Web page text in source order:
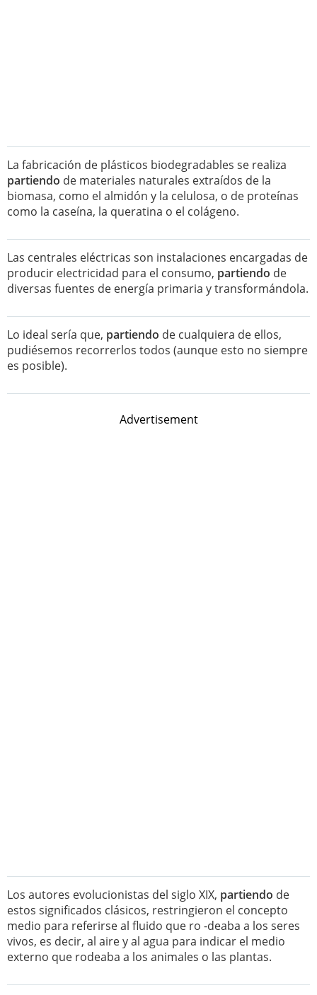
La fabricación de plásticos biodegradables se realiza
partiendo de materiales naturales extraídos de la
biomasa, como el almidón y la celulosa, o de proteínas
como la caseína, la queratina o el colágeno.
Las centrales eléctricas son instalaciones encargadas de
producir electricidad para el consumo, partiendo de
diversas fuentes de energía primaria y transformándola.
Lo ideal sería que, partiendo de cualquiera de ellos,
pudiésemos recorrerlos todos (aunque esto no siempre
es posible).
Advertisement
Los autores evolucionistas del siglo XIX, partiendo de
estos significados clásicos, restringieron el concepto
medio para referirse al fluido que ro -deaba a los seres
vivos, es decir, al aire y al agua para indicar el medio
externo que rodeaba a los animales o las plantas.